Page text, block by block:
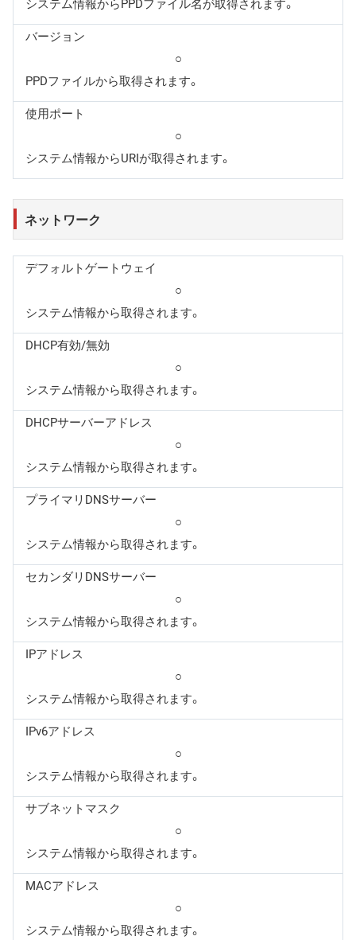
バージョン
○
PPDファイルから取得されます。
使用ポート
○
システム情報からURIが取得されます。
ネットワーク
デフォルトゲートウェイ
○
システム情報から取得されます。
DHCP有効/無効
○
システム情報から取得されます。
DHCPサーバーアドレス
○
システム情報から取得されます。
プライマリDNSサーバー
○
システム情報から取得されます。
セカンダリDNSサーバー
○
システム情報から取得されます。
IPアドレス
○
システム情報から取得されます。
IPv6アドレス
○
システム情報から取得されます。
サブネットマスク
○
システム情報から取得されます。
MACアドレス
○
システム情報から取得されます。